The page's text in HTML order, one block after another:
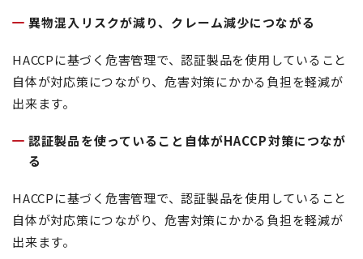
異物混入リスクが減り、クレーム減少につながる
HACCPに基づく危害管理で、認証製品を使用していること
自体が対応策につながり、危害対策にかかる負担を軽減が
出来ます。
認証製品を使っていること自体がHACCP対策につなが
る
HACCPに基づく危害管理で、認証製品を使用していること
自体が対応策につながり、危害対策にかかる負担を軽減が
出来ます。